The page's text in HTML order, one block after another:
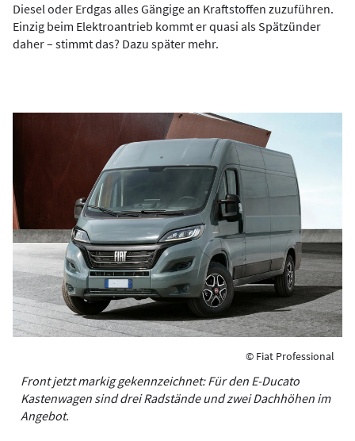
Diesel oder Erdgas alles Gängige an Kraftstoffen zuzuführen.
Einzig beim Elektroantrieb kommt er quasi als Spätzünder
daher – stimmt das? Dazu später mehr.
© Fiat Professional
Front jetzt markig gekennzeichnet: Für den E-Ducato
Kastenwagen sind drei Radstände und zwei Dachhöhen im
Angebot.